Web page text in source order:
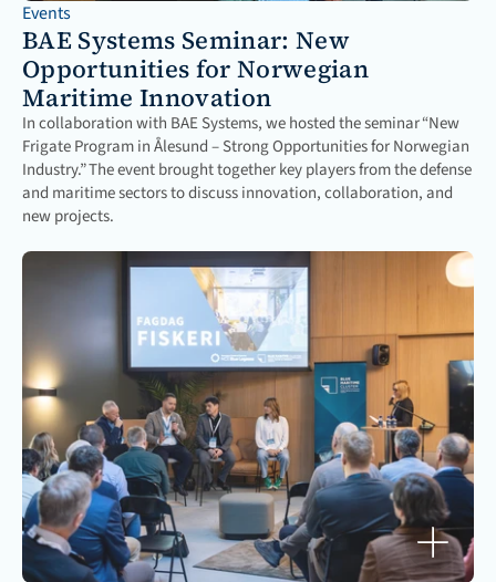
Events
BAE Systems Seminar: New
Opportunities for Norwegian
Maritime Innovation
In collaboration with BAE Systems, we hosted the seminar “New
Frigate Program in Ålesund – Strong Opportunities for Norwegian
Industry.” The event brought together key players from the defense
and maritime sectors to discuss innovation, collaboration, and
new projects.